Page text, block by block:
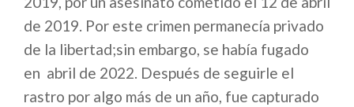
de 2019. Por este crimen permanecía privado
de la libertad;sin embargo, se había fugado
en abril de 2022. Después de seguirle el
rastro por algo más de un año, fue capturado